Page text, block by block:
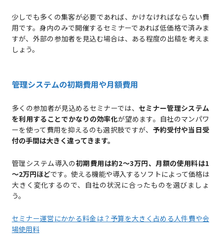
少しでも多くの集客が必要であれば、かけなければならない費
用です。身内のみで開催するセミナーであれば低価格で済みま
すが、外部の参加者を見込む場合は、ある程度の出稿を考えま
しょう。
管理システムの初期費用や月額費用
多くの参加者が見込めるセミナーでは、セミナー管理システム
を利用することでかなりの効率化が望めます。自社のマンパワ
ーを使って費用を抑えるのも選択肢ですが、 予約受付や当日受
付の手間は大きく違ってきます。
管理システム導入の初期費用は約2～3万円、月額の使用料は1
～2万円ほどです。使える機能や導入するソフトによって価格は
大きく変化するので、自社の状況に合ったものを選びましょ
う。
セミナー運営にかかる料金は？予算を大きく占める人件費や会
場使用料